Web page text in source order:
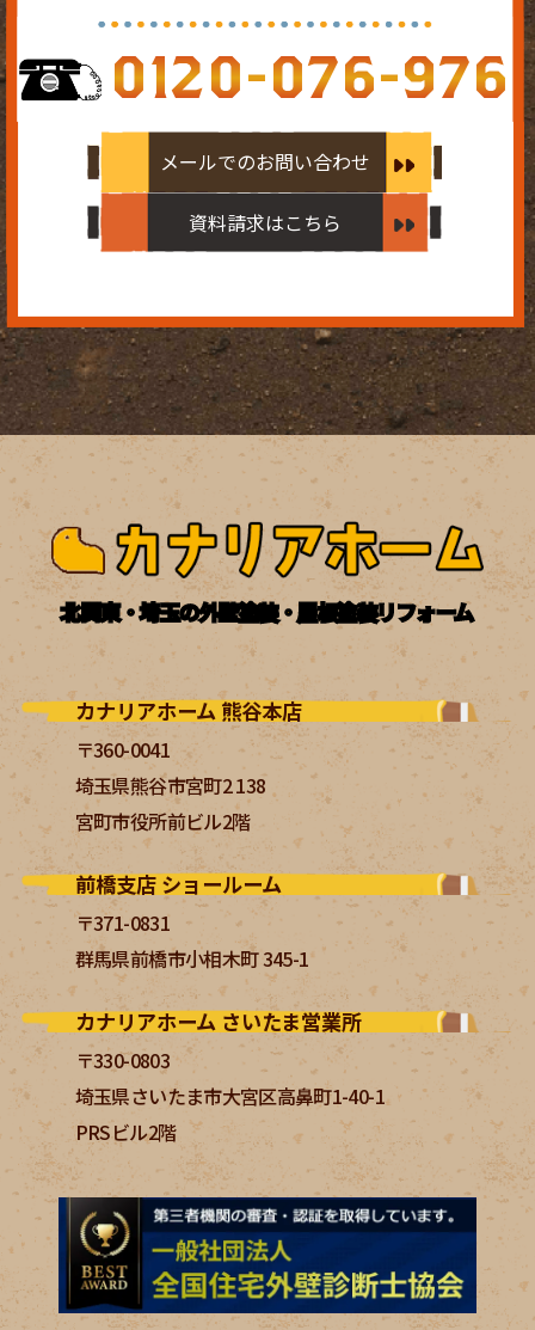
0120-076-976
メールでのお問い合わせ
資料請求はこちら
北関東・埼玉の外壁塗装・屋根塗装リフォーム
カナリアホーム 熊谷本店
〒360-0041
埼玉県熊谷市宮町2 138
宮町市役所前ビル2階
前橋支店 ショールーム
〒371-0831
群馬県前橋市小相木町 345-1
カナリアホーム さいたま営業所
〒330-0803
埼玉県さいたま市大宮区高鼻町1-40-1
PRSビル2階